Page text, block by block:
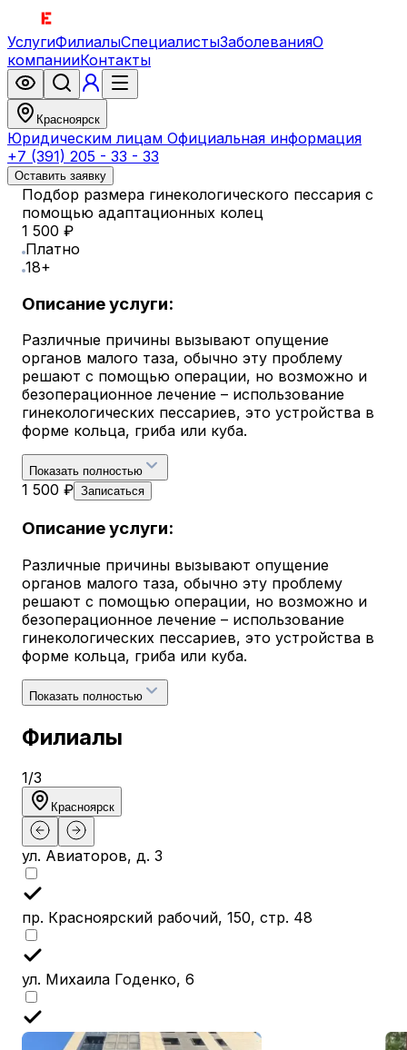
УслугиФилиалыСпециалистыЗаболеванияО
компанииКонтакты
Красноярск
Юридическим лицам Официальная информация
+7 (391) 205 - 33 - 33
Оставить заявку
Подбор размера гинекологического пессария с
помощью адаптационных колец
1 500 ₽
Платно
18+
Описание услуги:
Различные причины вызывают опущение
органов малого таза, обычно эту проблему
решают с помощью операции, но возможно и
безоперационное лечение – использование
гинекологических пессариев, это устройства в
форме кольца, гриба или куба.
Показать полностью
1 500 ₽ Записаться
Описание услуги:
Различные причины вызывают опущение
органов малого таза, обычно эту проблему
решают с помощью операции, но возможно и
безоперационное лечение – использование
гинекологических пессариев, это устройства в
форме кольца, гриба или куба.
Показать полностью
Филиалы
1/3
Красноярск
ул. Авиаторов, д. 3
пр. Красноярский рабочий, 150, стр. 48
ул. Михаила Годенко, 6